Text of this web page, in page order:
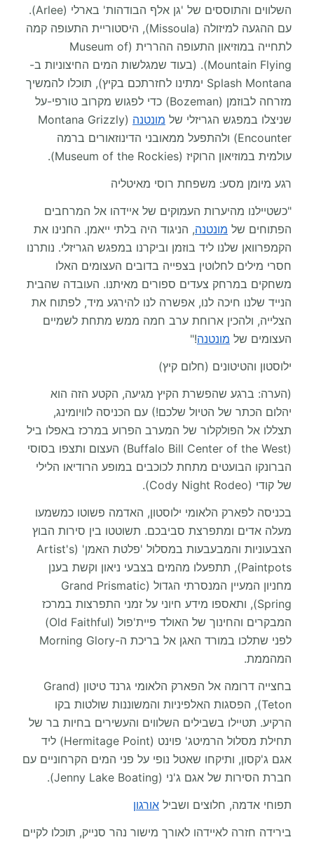
השלווים והתוססים של 'גן אלף הבודהות' בארלי (Arlee).
עם ההגעה למיזולה (Missoula), היסטוריית התעופה קמה
לתחייה במוזיאון התעופה ההררית (Museum of
Mountain Flying). (בעוד שמגלשות המים החיצוניות ב-
Splash Montana ימתינו לחזרתכם בקיץ), תוכלו להמשיך
מזרחה לבוזמן (Bozeman) כדי לפגוש מקרוב טורפי-על
שניצלו במפגש הגריזלי של מונטנה (Montana Grizzly
Encounter) ולהתפעל ממאובני הדינוזאורים ברמה
עולמית במוזיאון הרוקיז (Museum of the Rockies).
רגע מיומן מסע: משפחת רוסי מאיטליה
"כשטיילנו מהיערות העמוקים של איידהו אל המרחבים
הפתוחים של מונטנה, הניגוד היה בלתי ייאמן. החנינו את
הקמפרוואן שלנו ליד בוזמן וביקרנו במפגש הגריזלי. נותרנו
חסרי מילים לחלוטין בצפייה בדובים העצומים האלו
משחקים במרחק צעדים ספורים מאיתנו. העובדה שהבית
הנייד שלנו חיכה לנו, אפשרה לנו להירגע מיד, לפתוח את
הצלייה, ולהכין ארוחת ערב חמה ממש מתחת לשמיים
העצומים של מונטנה!"
ילוסטון והטיטונים (חלום קיץ)
(הערה: ברגע שהפשרת הקיץ מגיעה, הקטע הזה הוא
יהלום הכתר של הטיול שלכם!) עם הכניסה לוויומינג,
תצללו אל הפולקלור של המערב הפרוע במרכז באפלו ביל
(Buffalo Bill Center of the West) העצום ותצפו בסוסי
הברונקו הבועטים מתחת לכוכבים במופע הרודיאו הלילי
של קודי (Cody Night Rodeo).
בכניסה לפארק הלאומי ילוסטון, האדמה פשוטו כמשמעו
מעלה אדים ומתפרצת סביבכם. תשוטטו בין סירות הבוץ
הצבעוניות והמבעבעות במסלול 'פלטת האמן' (Artist's
Paintpots), תתפעלו מהמים בצבעי ניאון וקשת בענן
מחניון המעיין המנסרתי הגדול (Grand Prismatic
Spring), ותאספו מידע חיוני על זמני התפרצות במרכז
המבקרים והחינוך של האולד פיית'פול (Old Faithful)
לפני שתלכו במורד האגן אל בריכת ה-Morning Glory
המהממת.
בחצייה דרומה אל הפארק הלאומי גרנד טיטון (Grand
Teton), הפסגות האלפיניות והמשוננות שולטות בקו
הרקיע. תטיילו בשבילים השלווים והעשירים בחיות בר של
תחילת מסלול הרמיטג' פוינט (Hermitage Point) ליד
אגם ג'קסון, ותיקחו שאטל נופי על פני המים הקרחוניים עם
חברת הסירות של אגם ג'ני (Jenny Lake Boating).
תפוחי אדמה, חלוצים ושביל אורגון
בירידה חזרה לאיידהו לאורך מישור נהר סנייק, תוכלו לקיים